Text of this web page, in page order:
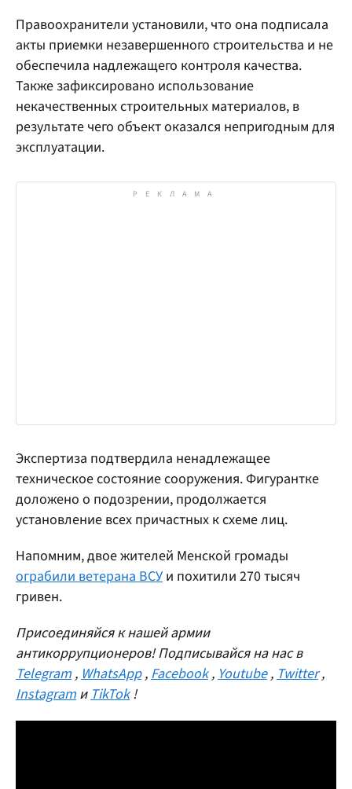
Правоохранители установили, что она подписала
акты приемки незавершенного строительства и не
обеспечила надлежащего контроля качества.
Также зафиксировано использование
некачественных строительных материалов, в
результате чего объект оказался непригодным для
эксплуатации.
Экспертиза подтвердила ненадлежащее
техническое состояние сооружения. Фигурантке
доложено о подозрении, продолжается
установление всех причастных к схеме лиц.
Напомним, двое жителей Менской громады
ограбили ветерана ВСУ и похитили 270 тысяч
гривен.
Присоединяйся к нашей армии
антикоррупционеров! Подписывайся на нас в
Telegram ,WhatsApp ,Facebook ,Youtube ,Twitter ,
Instagram иTikTok !